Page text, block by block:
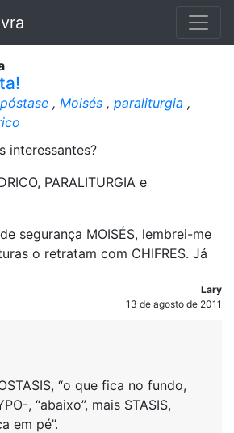
, Moisés , paraliturgia ,
interessantes?
PARALITURGIA e
segurança MOISÉS, lembrei-me
o retratam com CHIFRES. Já
Lary
13 de agosto de 2011
“o que fica no fundo,
, “abaixo”, mais STASIS,
em pé”.